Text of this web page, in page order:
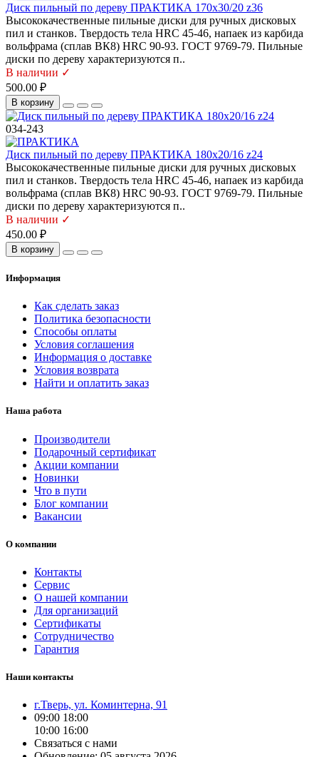
Диск пильный по дереву ПРАКТИКА 170х30/20 z36
Высококачественные пильные диски для ручных дисковых
пил и станков. Твердость тела HRC 45-46, напаек из карбида
вольфрама (сплав ВК8) HRC 90-93. ГОСТ 9769-79. Пильные
диски по дереву характеризуются п..
В наличии ✓
500.00 ₽
В корзину
034-243
Диск пильный по дереву ПРАКТИКА 180х20/16 z24
Высококачественные пильные диски для ручных дисковых
пил и станков. Твердость тела HRC 45-46, напаек из карбида
вольфрама (сплав ВК8) HRC 90-93. ГОСТ 9769-79. Пильные
диски по дереву характеризуются п..
В наличии ✓
450.00 ₽
В корзину
Информация
Как сделать заказ
Политика безопасности
Способы оплаты
Условия соглашения
Информация о доставке
Условия возврата
Найти и оплатить заказ
Наша работа
Производители
Подарочный сертификат
Акции компании
Новинки
Что в пути
Блог компании
Вакансии
О компании
Контакты
Сервис
О нашей компании
Для организаций
Сертификаты
Сотрудничество
Гарантия
Наши контакты
г.Тверь, ул. Коминтерна, 91
09:00 18:00
10:00 16:00
Связаться с нами